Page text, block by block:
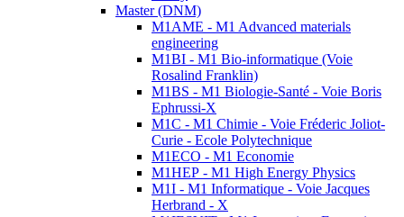
Master (DNM)
M1AME - M1 Advanced materials
engineering
M1BI - M1 Bio-informatique (Voie
Rosalind Franklin)
M1BS - M1 Biologie-Santé - Voie Boris
Ephrussi-X
M1C - M1 Chimie - Voie Fréderic Joliot-
Curie - Ecole Polytechnique
M1ECO - M1 Economie
M1HEP - M1 High Energy Physics
M1I - M1 Informatique - Voie Jacques
Herbrand - X